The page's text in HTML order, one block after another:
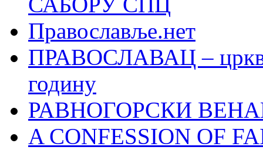
Православље.нет
ПРАВОСЛАВАЦ –
годину
РАВНОГОРСКИ
A CONFESSION OF